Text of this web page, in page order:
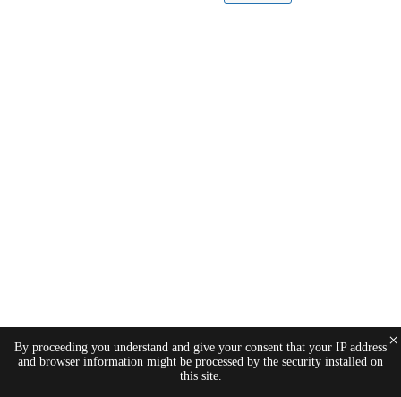
By proceeding you understand and give your consent that your IP address
and browser information might be processed by the security installed on
this site.
×